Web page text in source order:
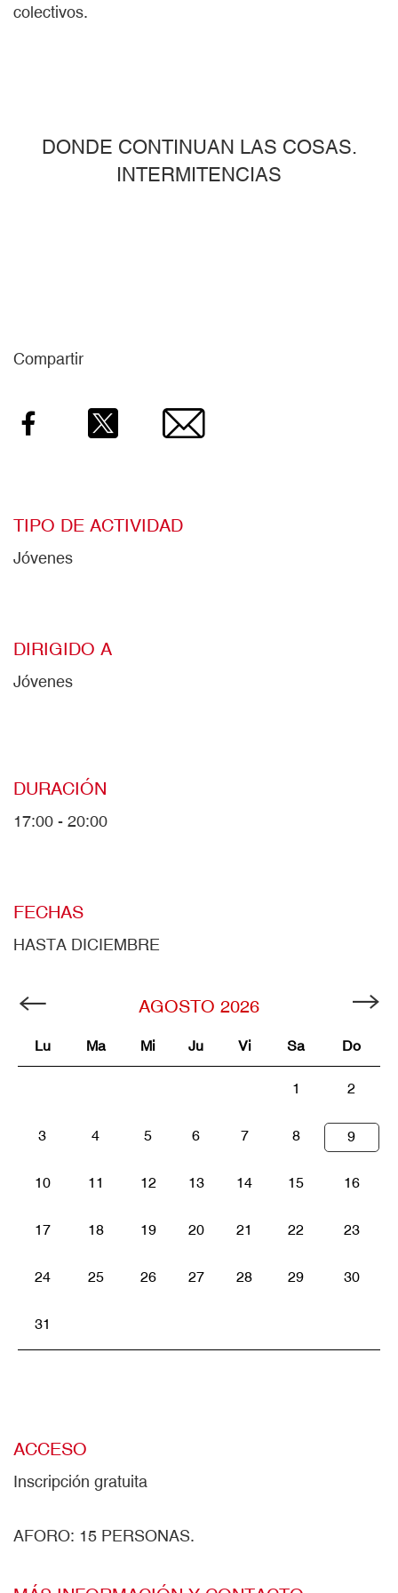
colectivos.
DONDE CONTINUAN LAS COSAS.
INTERMITENCIAS
Compartir
Facebook Twitter Email
TIPO DE ACTIVIDAD
Jóvenes
DIRIGIDO A
Jóvenes
DURACIÓN
17:00 - 20:00
FECHAS
HASTA DICIEMBRE
AGOSTO 2026
Lu Ma Mi Ju Vi Sa Do
1 2
3 4 5 6 7 8 9
10 11 12 13 14 15 16
17 18 19 20 21 22 23
24 25 26 27 28 29 30
31
ACCESO
Inscripción gratuita
AFORO: 15 PERSONAS.